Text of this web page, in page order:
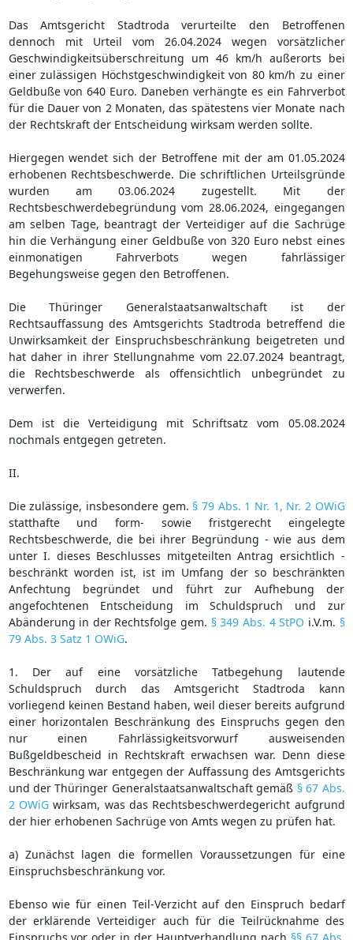
Das Amtsgericht Stadtroda verurteilte den Betroffenen
dennoch mit Urteil vom 26.04.2024 wegen vorsätzlicher
Geschwindigkeitsüberschreitung um 46 km/h außerorts bei
einer zulässigen Höchstgeschwindigkeit von 80 km/h zu einer
Geldbuße von 640 Euro. Daneben verhängte es ein Fahrverbot
für die Dauer von 2 Monaten, das spätestens vier Monate nach
der Rechtskraft der Entscheidung wirksam werden sollte.
Hiergegen wendet sich der Betroffene mit der am 01.05.2024
erhobenen Rechtsbeschwerde. Die schriftlichen Urteilsgründe
wurden am 03.06.2024 zugestellt. Mit der
Rechtsbeschwerdebegründung vom 28.06.2024, eingegangen
am selben Tage, beantragt der Verteidiger auf die Sachrüge
hin die Verhängung einer Geldbuße von 320 Euro nebst eines
einmonatigen Fahrverbots wegen fahrlässiger
Begehungsweise gegen den Betroffenen.
Die Thüringer Generalstaatsanwaltschaft ist der
Rechtsauffassung des Amtsgerichts Stadtroda betreffend die
Unwirksamkeit der Einspruchsbeschränkung beigetreten und
hat daher in ihrer Stellungnahme vom 22.07.2024 beantragt,
die Rechtsbeschwerde als offensichtlich unbegründet zu
verwerfen.
Dem ist die Verteidigung mit Schriftsatz vom 05.08.2024
nochmals entgegen getreten.
II.
Die zulässige, insbesondere gem. § 79 Abs. 1 Nr. 1, Nr. 2 OWiG
statthafte und form- sowie fristgerecht eingelegte
Rechtsbeschwerde, die bei ihrer Begründung - wie aus dem
unter I. dieses Beschlusses mitgeteilten Antrag ersichtlich -
beschränkt worden ist, ist im Umfang der so beschränkten
Anfechtung begründet und führt zur Aufhebung der
angefochtenen Entscheidung im Schuldspruch und zur
Abänderung in der Rechtsfolge gem. § 349 Abs. 4 StPO i.V.m. §
79 Abs. 3 Satz 1 OWiG.
1. Der auf eine vorsätzliche Tatbegehung lautende
Schuldspruch durch das Amtsgericht Stadtroda kann
vorliegend keinen Bestand haben, weil dieser bereits aufgrund
einer horizontalen Beschränkung des Einspruchs gegen den
nur einen Fahrlässigkeitsvorwurf ausweisenden
Bußgeldbescheid in Rechtskraft erwachsen war. Denn diese
Beschränkung war entgegen der Auffassung des Amtsgerichts
und der Thüringer Generalstaatsanwaltschaft gemäß § 67 Abs.
2 OWiGwirksam, was das Rechtsbeschwerdegericht aufgrund
der hier erhobenen Sachrüge von Amts wegen zu prüfen hat.
a) Zunächst lagen die formellen Voraussetzungen für eine
Einspruchsbeschränkung vor.
Ebenso wie für einen Teil-Verzicht auf den Einspruch bedarf
der erklärende Verteidiger auch für die Teilrücknahme des
Einspruchs vor oder in der Hauptverhandlung nach §§ 67 Abs.